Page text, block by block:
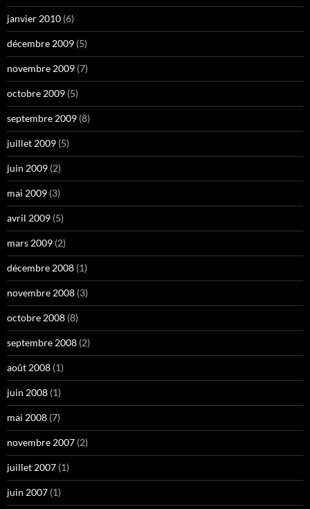
janvier 2010 (6)
décembre 2009 (5)
novembre 2009 (7)
octobre 2009 (5)
septembre 2009 (8)
juillet 2009 (5)
juin 2009 (2)
mai 2009 (3)
avril 2009 (5)
mars 2009 (2)
décembre 2008 (1)
novembre 2008 (3)
octobre 2008 (8)
septembre 2008 (2)
août 2008 (1)
juin 2008 (1)
mai 2008 (7)
novembre 2007 (2)
juillet 2007 (1)
juin 2007 (1)